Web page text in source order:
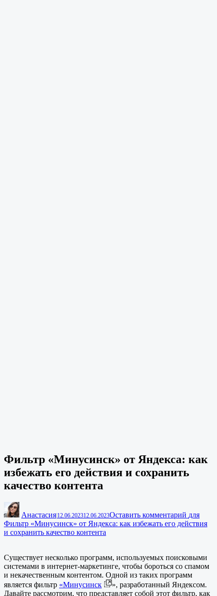
Фильтр «Минусинск» от Яндекса: как
избежать его действия и сохранить
качество контента
Анастасия|12.06.202312.06.2023Оставить комментарий для
Фильтр «Минусинск» от Яндекса: как избежать его действия
и сохранить качество контента
Существует несколько программ, используемых поисковыми
системами в интернет-маркетинге, чтобы бороться со спамом
и некачественным контентом. Одной из таких программ
является фильтр «Минусинск
», разработанный Яндексом.
Давайте рассмотрим, что представляет собой этот фильтр, как